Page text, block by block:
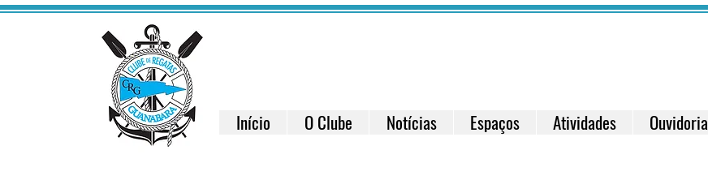
Início O Clube Notícias Espaços Atividades Ouvidoria